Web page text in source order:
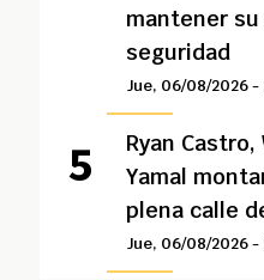
mantener
seguridad
Jue, 06/08/2026 -
Ryan
Yamal
plena calle
Jue, 06/08/2026 -